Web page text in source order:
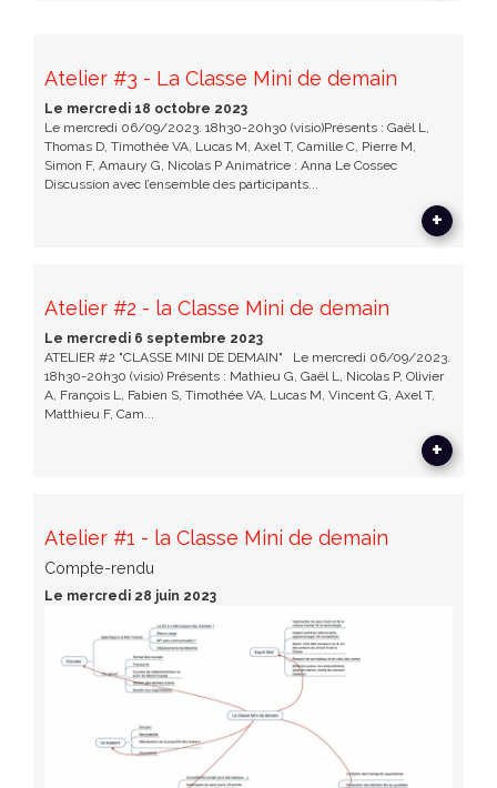
Atelier #3 - La Classe Mini de demain
Le mercredi 18 octobre 2023
Le mercredi 06/09/2023. 18h30-20h30 (visio)Présents : Gaël L,
Thomas D, Timothée VA, Lucas M, Axel T, Camille C, Pierre M,
Simon F, Amaury G, Nicolas P Animatrice : Anna Le Cossec
Discussion avec l’ensemble des participants...
+
Atelier #2 - la Classe Mini de demain
Le mercredi 6 septembre 2023
ATELIER #2 "CLASSE MINI DE DEMAIN" Le mercredi 06/09/2023.
18h30-20h30 (visio) Présents : Mathieu G, Gaël L, Nicolas P, Olivier
A, François L, Fabien S, Timothée VA, Lucas M, Vincent G, Axel T,
Matthieu F, Cam...
+
Atelier #1 - la Classe Mini de demain
Compte-rendu
Le mercredi 28 juin 2023